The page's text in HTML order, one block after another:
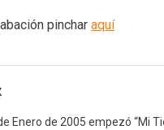
pinchar aquí
Enero de 2005 empezó “Mi